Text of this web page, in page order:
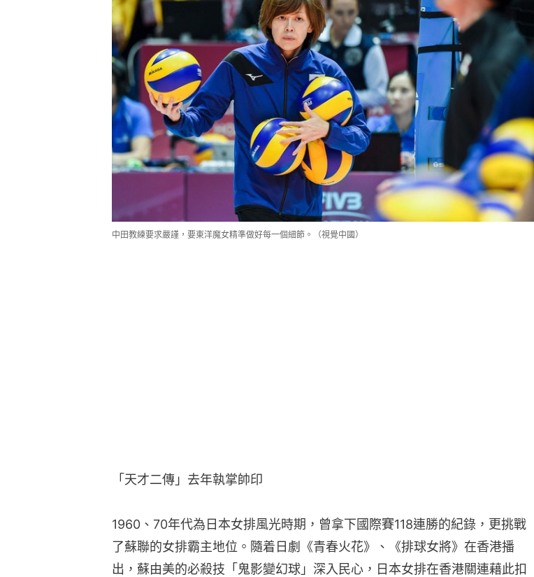
中田教練要求嚴謹，要東洋魔女精準做好每一個細節。（視覺中國）
「天才二傳」去年執掌帥印
1960、70年代為日本女排風光時期，曾拿下國際賽118連勝的紀錄，更挑戰
了蘇聯的女排霸主地位。隨着日劇《青春火花》、《排球女將》在香港播
出，蘇由美的必殺技「鬼影變幻球」深入民心，日本女排在香港關連藉此扣